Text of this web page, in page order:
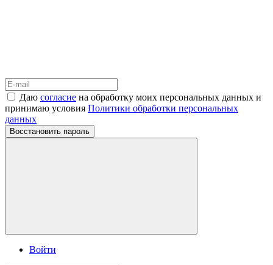
Даю согласие на обработку моих персональных данных и
принимаю условия Политики обработки персональных
данных
Восстановить пароль
Войти